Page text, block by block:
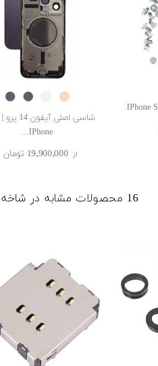
GOLD
SILVER
Graphite
IPhone...
از 19٬900٬000 ‎تومان
16 محصولات مشابه در شاخه های مختلف: